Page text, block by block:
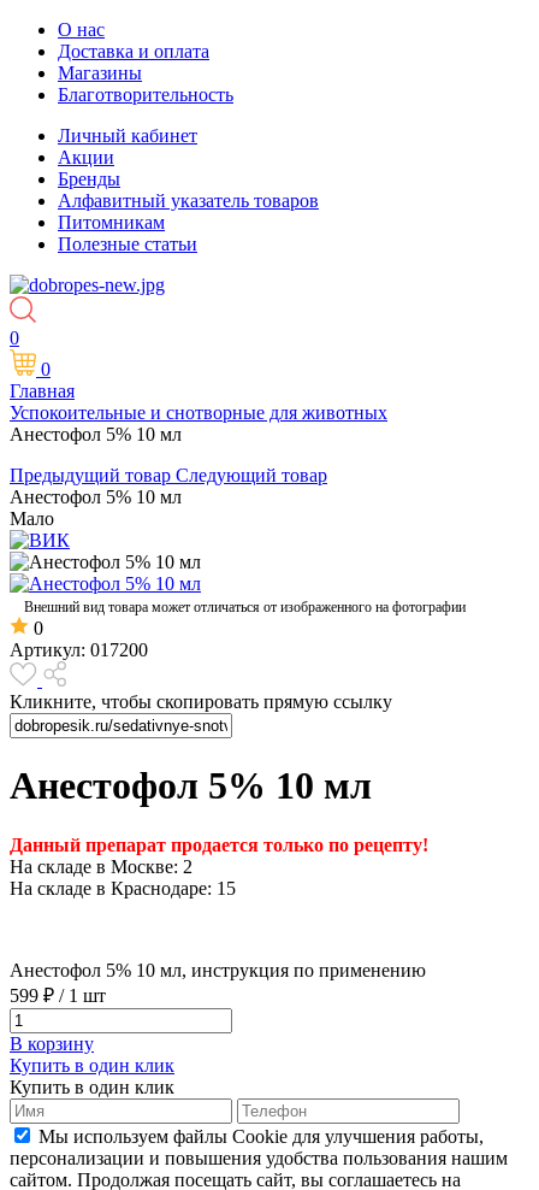
О нас
Доставка и оплата
Магазины
Благотворительность
Личный кабинет
Акции
Бренды
Алфавитный указатель товаров
Питомникам
Полезные статьи
0
0
Главная
Успокоительные и снотворные для животных
Анестофол 5% 10 мл
Предыдущий товар Следующий товар
Анестофол 5% 10 мл
Мало
Внешний вид товара может отличаться от изображенного на фотографии
0
Артикул: 017200
Кликните, чтобы скопировать прямую ссылку
Анестофол 5% 10 мл
Данный препарат продается только по рецепту!
На складе в Москве: 2
На складе в Краснодаре: 15
Анестофол 5% 10 мл, инструкция по применению
599 ₽ / 1 шт
В корзину
Купить в один клик
Купить в один клик
Мы используем файлы Cookie для улучшения работы,
персонализации и повышения удобства пользования нашим
сайтом. Продолжая посещать сайт, вы соглашаетесь на